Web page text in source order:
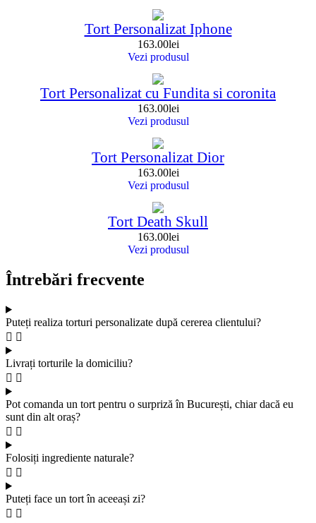
Tort Personalizat Iphone
163.00lei
Vezi produsul
Tort Personalizat cu Fundita si coronita
163.00lei
Vezi produsul
Tort Personalizat Dior
163.00lei
Vezi produsul
Tort Death Skull
163.00lei
Vezi produsul
Întrebări frecvente
Puteți realiza torturi personalizate după cererea clientului?
Livrați torturile la domiciliu?
Pot comanda un tort pentru o surpriză în București, chiar dacă eu
sunt din alt oraș?
Folosiți ingrediente naturale?
Puteți face un tort în aceeași zi?